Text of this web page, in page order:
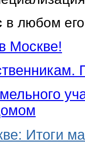
в любом
Москве!
Итоги